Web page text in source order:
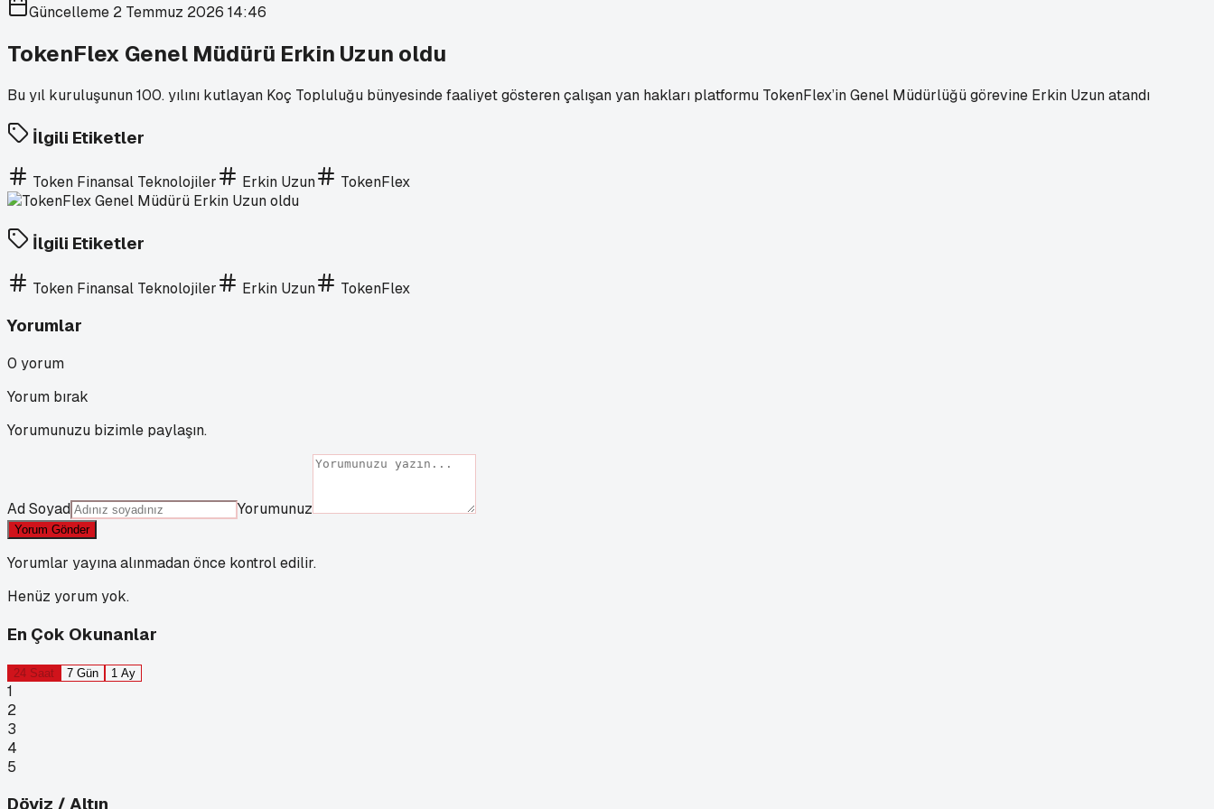
Güncelleme 2 Temmuz 2026 14:46
TokenFlex Genel Müdürü Erkin Uzun oldu
Bu yıl kuruluşunun 100. yılını kutlayan Koç Topluluğu bünyesinde faaliyet gösteren çalışan yan hakları platformu TokenFlex’in Genel Müdürlüğü görevine Erkin Uzun atandı
İlgili Etiketler
Token Finansal Teknolojiler Erkin Uzun TokenFlex
İlgili Etiketler
Token Finansal Teknolojiler Erkin Uzun TokenFlex
Yorumlar
0 yorum
Yorum bırak
Yorumunuzu bizimle paylaşın.
Ad Soyad Yorumunuz
Yorum Gönder
Yorumlar yayına alınmadan önce kontrol edilir.
Henüz yorum yok.
En Çok Okunanlar
24 Saat 7 Gün 1 Ay
1
2
3
4
5
Döviz / Altın